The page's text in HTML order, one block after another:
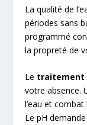
La qualité de
périodes sans
programmé
la propreté de
Le traitement
votre absence.
l’eau et
Le pH